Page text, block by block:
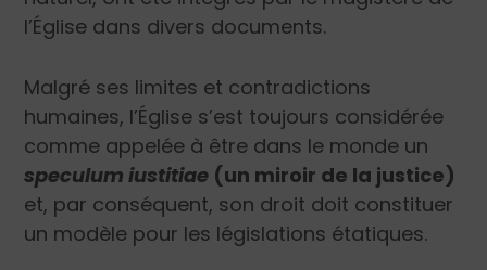
l’Église dans divers documents.
Malgré ses limites et contradictions
humaines, l’Église s’est toujours considérée
comme appelée à être dans le monde un
speculum iustitiae (un miroir de la justice)
et, par conséquent, son droit doit constituer
un modèle pour les législations étatiques.